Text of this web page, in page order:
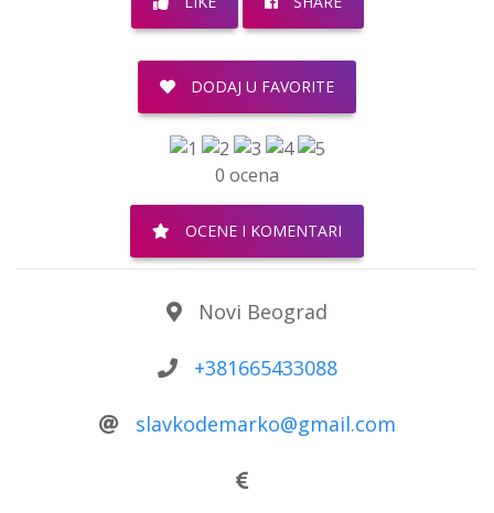
DODAJ U FAVORITE
0 ocena
OCENE I KOMENTARI
Novi Beograd
+381665433088
slavkodemarko@gmail.com